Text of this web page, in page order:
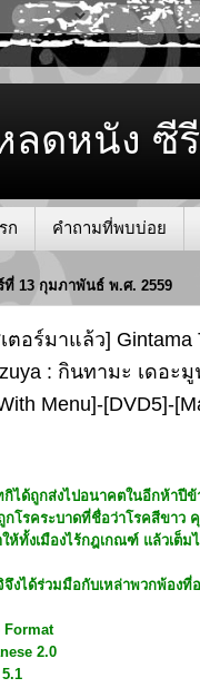
ลดหนัง ซี
ก คำถามที่พบบ่อย
ที่ 13 กุมภาพันธ์ พ.ศ. 2559
ตอร์มาแล้ว] Gintama
: กินทามะ เดอ
Menu]-[DVD5]-
ได้ถูกส่งไปอนาคตในอีกห้าปีข้
กโรคระบาดที่ชื่อว่าโรคสีขาว
ห้ทั้งเมืองไร้กฎเกณฑ์ แล้วเต็
งได้ร่วมมือกับเหล่าพวกพ้องที่
Format
2.0